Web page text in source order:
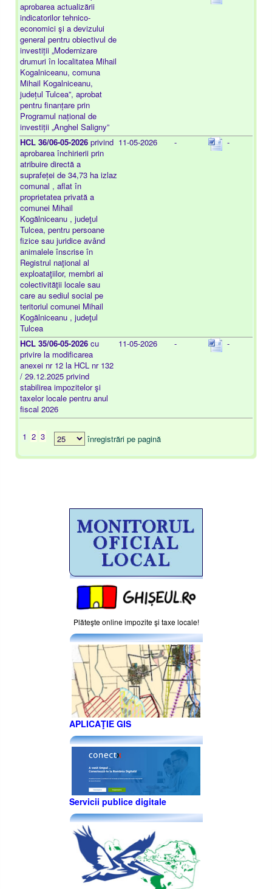
aprobarea actualizării
indicatorilor tehnico-
economici şi a devizului
general pentru obiectivul de
investiții „Modernizare
drumuri în localitatea Mihail
Kogalniceanu, comuna
Mihail Kogalniceanu,
județul Tulcea”, aprobat
pentru finanțare prin
Programul național de
investiții „Anghel Saligny”
HCL 36/06-05-2026 privind
aprobarea închirierii prin
atribuire directă a
suprafeței de 34,73 ha izlaz
comunal , aflat în
proprietatea privată a
comunei Mihail
Kogălniceanu , judeţul
Tulcea, pentru persoane
fizice sau juridice având
animalele înscrise în
Registrul naţional al
exploataţiilor, membri ai
colectivităţii locale sau
care au sediul social pe
teritoriul comunei Mihail
Kogălniceanu , judeţul
Tulcea
11-05-2026 - -
HCL 35/06-05-2026 cu
privire la modificarea
anexei nr 12 la HCL nr 132
/ 29.12.2025 privind
stabilirea impozitelor şi
taxelor locale pentru anul
fiscal 2026
11-05-2026 - -
1 2 3 înregistrări pe pagină
Plăteşte online impozite şi taxe locale!
APLICAŢIE GIS
Servicii publice digitale